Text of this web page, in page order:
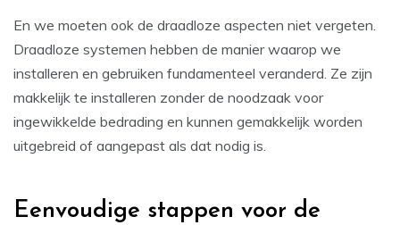
En we moeten ook de draadloze aspecten niet vergeten.
Draadloze systemen hebben de manier waarop we
installeren en gebruiken fundamenteel veranderd. Ze zijn
makkelijk te installeren zonder de noodzaak voor
ingewikkelde bedrading en kunnen gemakkelijk worden
uitgebreid of aangepast als dat nodig is.
Eenvoudige stappen voor de